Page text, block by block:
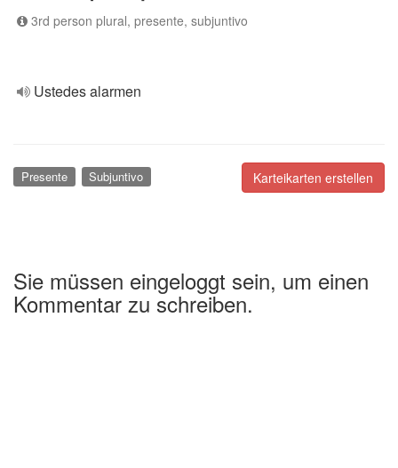
3rd person plural, presente, subjuntivo
Ustedes alarmen
Karteikarten erstellen
Presente Subjuntivo
Sie müssen eingeloggt sein, um einen
Kommentar zu schreiben.